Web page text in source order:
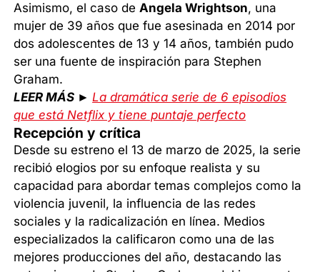
Asimismo, el caso deAngela Wrightson, una
mujer de 39 años que fue asesinada en 2014 por
dos adolescentes de 13 y 14 años, también pudo
ser una fuente de inspiración para Stephen
Graham.
LEER MÁS ►La dramática serie de 6 episodios
que está Netflix y tiene puntaje perfecto
Recepción y crítica
Desde su estreno el 13 de marzo de 2025, la serie
recibió elogios por su enfoque realista y su
capacidad para abordar temas complejos como la
violencia juvenil, la influencia de las redes
sociales y la radicalización en línea. Medios
especializados la calificaron como una de las
mejores producciones del año, destacando las